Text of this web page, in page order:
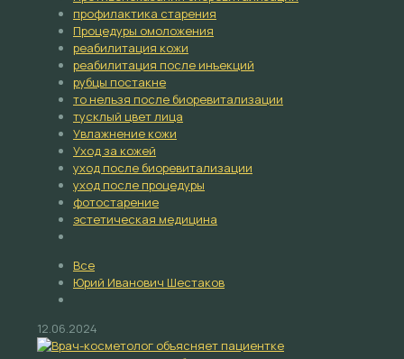
профилактика старения
Процедуры омоложения
реабилитация кожи
реабилитация после инъекций
рубцы постакне
то нельзя после биоревитализации
тусклый цвет лица
Увлажнение кожи
Уход за кожей
уход после биоревитализации
уход после процедуры
фотостарение
эстетическая медицина
Все
Юрий Иванович Шестаков
12.06.2024